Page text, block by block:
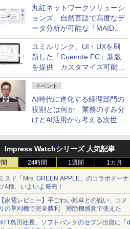
丸紅ネットワークソリューシ
ョンズ、自然言語で高度なデ
ータ分析が可能な「MAIDOA
AI ASSIST」を9月より提供
ユミルリンク、UI・UXを刷
新した「Cuenote FC」新版
を提供 カスタマイズ可能な
ダッシュボード画面を搭載
イベント
AI時代に進化する経理部門の
役割とは何か 業務のすみ分
けとAI活用から考える次世代
Impress Watchシリーズ 人気記事
24時間 1週間 1カ月
スド「Mrs. GREEN APPLE」のコラボドーナ
4種、いよいよ発売！
家電レビュー】手ごわい雑草との戦い、コメ
の草刈機で完全勝利 掃除機感覚で使えた
島田社長、ソフトバンクのセブン出資に「d